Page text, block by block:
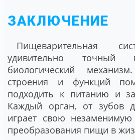
ЗАКЛЮЧЕНИЕ
Пищеварительная
удивительно точный
биологический
строения и функций
подходить к питанию и
Каждый орган, от зубов
играет свою
преобразования пищи в